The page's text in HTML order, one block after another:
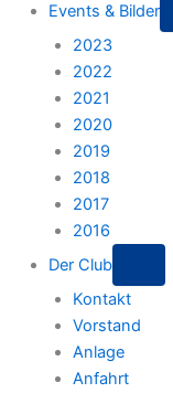
Events & Bilder
2023
2022
2021
2020
2019
2018
2017
2016
Der Club
Kontakt
Vorstand
Anlage
Anfahrt